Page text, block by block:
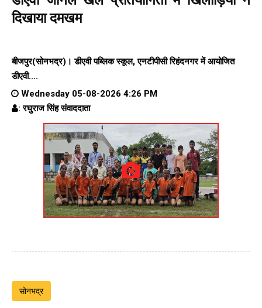
दिखाया दमखम
बीजपुर(सोनभद्र)। डीएवी पब्लिक स्कूल, एनटीपीसी रिहंदनगर में आयोजित
डीएवी....
Wednesday 05-08-2026 4:26 PM
: रघुराज सिंह संवाददाता
सोनभद्र